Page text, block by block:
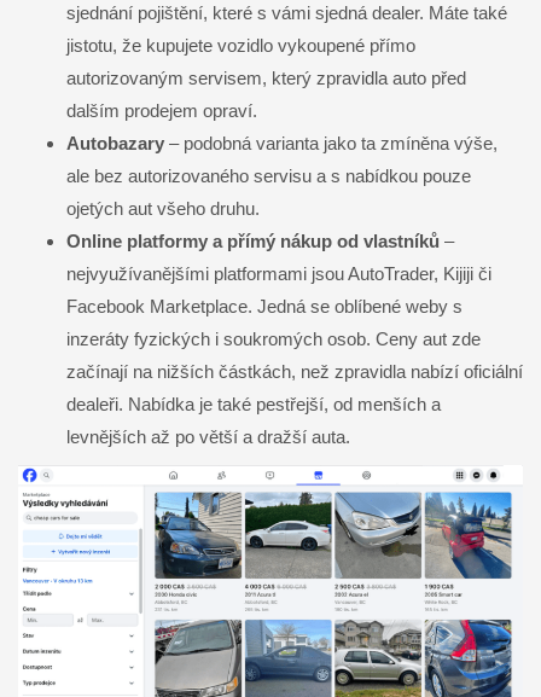
sjednání pojištění, které s vámi sjedná dealer. Máte také
jistotu, že kupujete vozidlo vykoupené přímo
autorizovaným servisem, který zpravidla auto před
dalším prodejem opraví.
Autobazary – podobná varianta jako ta zmíněna výše,
ale bez autorizovaného servisu a s nabídkou pouze
ojetých aut všeho druhu.
Online platformy a přímý nákup od vlastníků –
nejvyužívanějšími platformami jsou AutoTrader, Kijiji či
Facebook Marketplace. Jedná se oblíbené weby s
inzeráty fyzických i soukromých osob. Ceny aut zde
začínají na nižších částkách, než zpravidla nabízí oficiální
dealeři. Nabídka je také pestřejší, od menších a
levnějších až po větší a dražší auta.